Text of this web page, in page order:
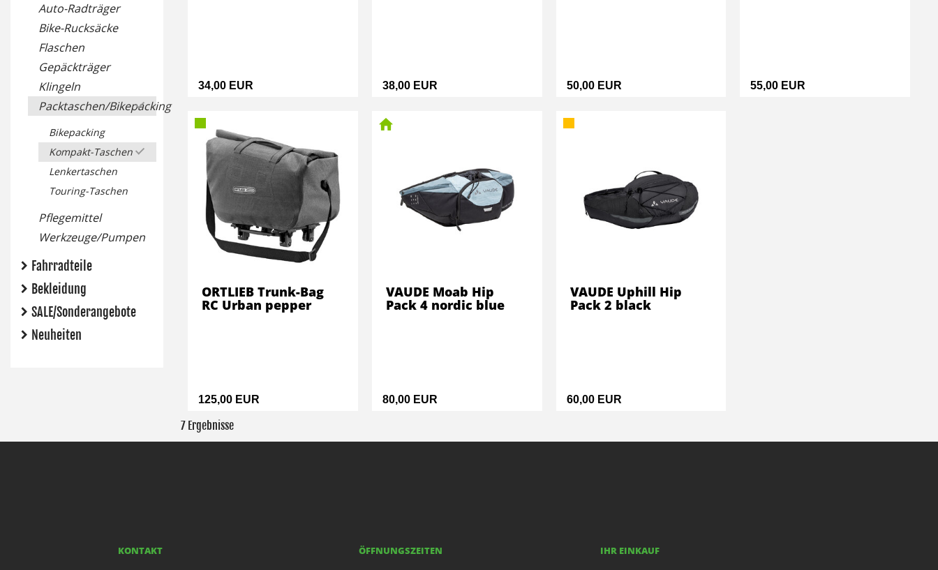
Auto-Radträger
Bike-Rucksäcke
Flaschen
Gepäckträger
Klingeln
Packtaschen/Bikepacking
Bikepacking
Kompakt-Taschen
Lenkertaschen
Touring-Taschen
Pflegemittel
Werkzeuge/Pumpen
Fahrradteile
Bekleidung
SALE/Sonderangebote
Neuheiten
34,00 EUR 38,00 EUR 50,00 EUR 55,00 EUR
125,00 EUR
ORTLIEB Trunk-Bag
RC Urban pepper
80,00 EUR
VAUDE Moab Hip
Pack 4 nordic blue
60,00 EUR
VAUDE Uphill Hip
Pack 2 black
7 Ergebnisse
KONTAKT ÖFFNUNGSZEITEN IHR EINKAUF